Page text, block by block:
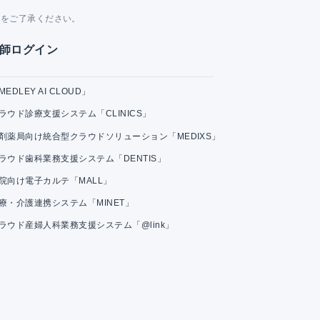
ご了承ください。
ログイン
AI CLOUD」
ウド診療支援システム「CLINICS」
薬局向け統合型クラウドソリューション「MEDIXS」
ウド歯科業務支援システム「DENTIS」
向け電子カルテ「MALL」
・介護連携システム「MINET」
ウド産婦人科業務支援システム「@link」